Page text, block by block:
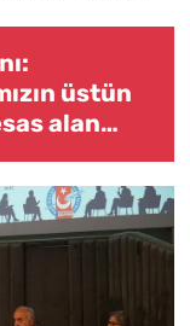
üstün
alan